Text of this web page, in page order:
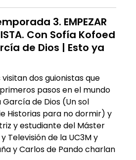
3. EMPEZAR
Con Sofía Kofoed
de Dios | Esto ya
dos guionistas que
pasos en el mundo
García de Dios (Un sol
Historias para no dormir) y
y estudiante del Máster
Televisión de la UC3M y
y Carlos de Pando charlan